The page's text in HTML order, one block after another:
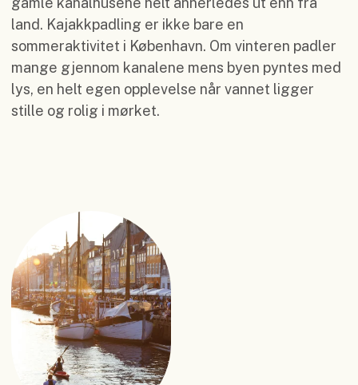
land. Kajakkpadling er ikke bare en
sommeraktivitet i København. Om vinteren padler
mange gjennom kanalene mens byen pyntes med
lys, en helt egen opplevelse når vannet ligger
stille og rolig i mørket.